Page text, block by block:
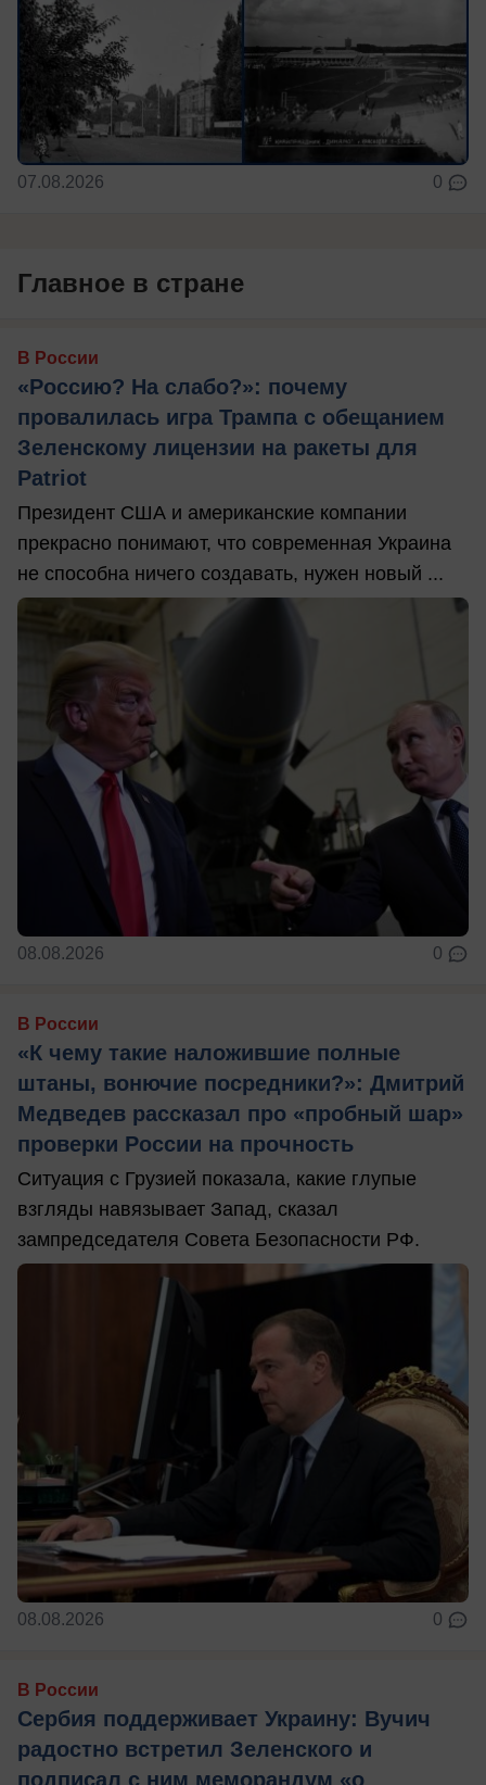
07.08.2026 0
Главное в стране
В России
«Россию? На слабо?»: почему
провалилась игра Трампа с обещанием
Зеленскому лицензии на ракеты для
Patriot
Президент США и американские компании
прекрасно понимают, что современная Украина
не способна ничего создавать, нужен новый ...
08.08.2026 0
В России
«К чему такие наложившие полные
штаны, вонючие посредники?»: Дмитрий
Медведев рассказал про «пробный шар»
проверки России на прочность
Ситуация с Грузией показала, какие глупые
взгляды навязывает Запад, сказал
зампредседателя Совета Безопасности РФ.
08.08.2026 0
В России
Сербия поддерживает Украину: Вучич
радостно встретил Зеленского и
подписал с ним меморандум «о